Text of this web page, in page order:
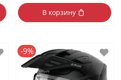
В корзину
-9%